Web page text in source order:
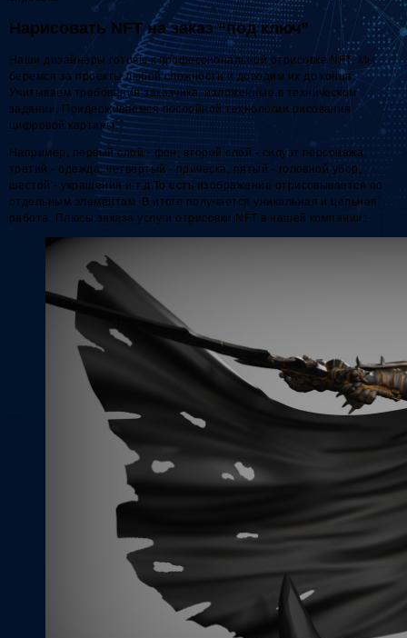
Нарисовать NFT на заказ “под ключ”
Наши дизайнеры готовы к профессиональной отрисовке NFT. Мы
беремся за проекты любой сложности и доводим их до конца.
Учитываем требования заказчика, изложенные в техническом
задании. Придерживаемся послойной технологии рисования
цифровой картины.
Например, первый слой - фон, второй слой - силуэт персонажа,
третий - одежда, четвертый - прическа, пятый - головной убор,
шестой - украшения и т.д.То есть изображение отрисовывается по
отдельным элементам. В итоге получается уникальная и цельная
работа. Плюсы заказа услуги отрисовки NFT в нашей компании: